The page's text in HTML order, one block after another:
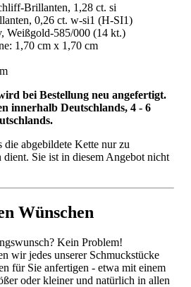
Brillanten, 1,28 ct. si
0,26 ct. w-si1 (H-SI1)
Weißgold-585/000 (14 kt.)
1,70 cm x 1,70 cm
bei Bestellung neu angefertigt.
innerhalb Deutschlands, 4 - 6
die abgebildete Kette nur zu
Sie ist in diesem Angebot nicht
Wünschen
Kein Problem!
wir jedes unserer Schmuckstücke
für Sie anfertigen - etwa mit einem
oder kleiner und natürlich in allen